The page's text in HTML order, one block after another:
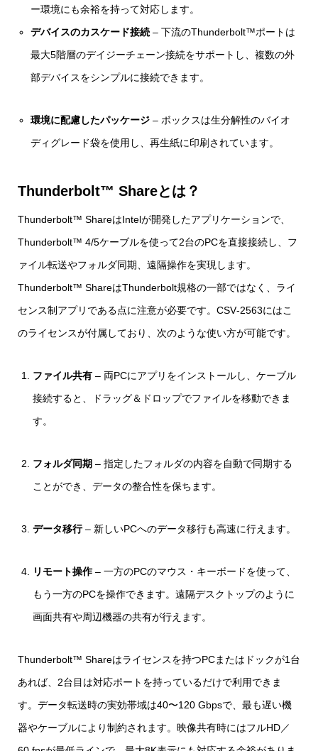
ー環境にも余裕を持って対応します。
デバイスのカスケード接続 – 下流のThunderbolt™ポートは
最大5階層のデイジーチェーン接続をサポートし、複数の外
部デバイスをシンプルに接続できます。
環境に配慮したパッケージ – ボックスは生分解性のバイオ
ディグレード袋を使用し、再生紙に印刷されています。
Thunderbolt™ Shareとは？
Thunderbolt™ ShareはIntelが開発したアプリケーションで、
Thunderbolt™ 4/5ケーブルを使って2台のPCを直接接続し、フ
ァイル転送やフォルダ同期、遠隔操作を実現します。
Thunderbolt™ ShareはThunderbolt規格の一部ではなく、ライ
センス制アプリである点に注意が必要です。CSV‑2563にはこ
のライセンスが付属しており、次のような使い方が可能です。
ファイル共有 – 両PCにアプリをインストールし、ケーブル
接続すると、ドラッグ＆ドロップでファイルを移動できま
す。
フォルダ同期 – 指定したフォルダの内容を自動で同期する
ことができ、データの整合性を保ちます。
データ移行– 新しいPCへのデータ移行も高速に行えます。
リモート操作– 一方のPCのマウス・キーボードを使って、
もう一方のPCを操作できます。遠隔デスクトップのように
画面共有や周辺機器の共有が行えます。
Thunderbolt™ Shareはライセンスを持つPCまたはドックが1台
あれば、2台目は対応ポートを持っているだけで利用できま
す。データ転送時の実効帯域は40〜120 Gbpsで、最も遅い機
器やケーブルにより制約されます。映像共有時にはフルHD／